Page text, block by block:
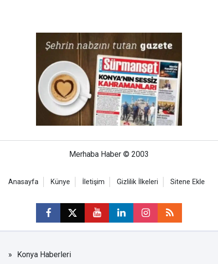
Merhaba Haber © 2003
Anasayfa Künye İletişim Gizlilik İlkeleri Sitene Ekle
Konya Haberleri